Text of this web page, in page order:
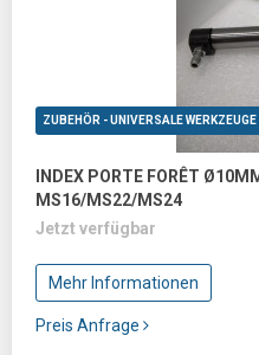
ZUBEHÖR - UNIVERSALE WERKZEUGE
INDEX PORTE FORÊT
MS16/MS22/MS24
Jetzt verfügbar
Mehr Informationen
Preis Anfrage